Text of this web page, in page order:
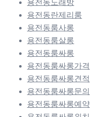
용전동노래방
용전동란제리룸
용전동룸사롱
용전동룸살롱
용전동룸싸롱
용전동룸싸롱가격
용전동룸싸롱견적
용전동룸싸롱문의
용전동룸싸롱예약